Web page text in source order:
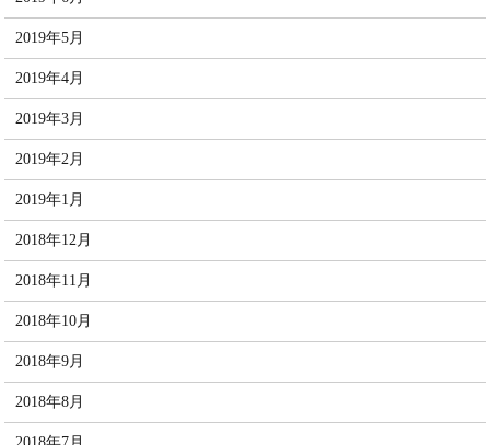
2019年5月
2019年4月
2019年3月
2019年2月
2019年1月
2018年12月
2018年11月
2018年10月
2018年9月
2018年8月